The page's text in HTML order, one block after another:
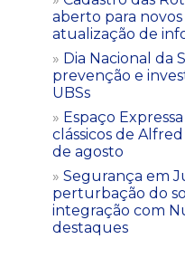
aberto para
atualização de
Dia Nacional da
prevenção e
UBSs
Espaço
clássicos de
de agosto
Segurança em
perturbação do
integração com
destaques